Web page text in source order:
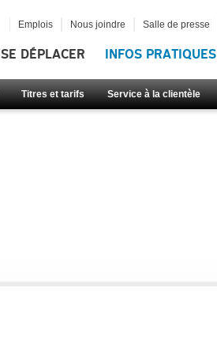
SE DÉPLACER INFOS PRATIQUES
Titres et tarifs Service à la clientèle
Emplois Nous joindre Salle de presse